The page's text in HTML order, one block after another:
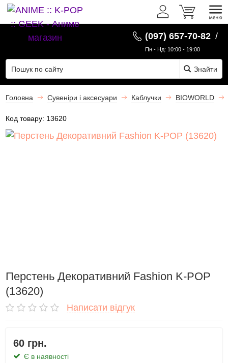
(097) 657-70-82
Пн - Нд: 10:00 - 19:00
/
Знайти
UK
Головна Сувеніри і аксесуари Каблучки BIOWORLD
Код товару: 13620
Перстень Декоративний Fashion K-POP
(13620)
Написати відгук
60 грн.
Є в наявності